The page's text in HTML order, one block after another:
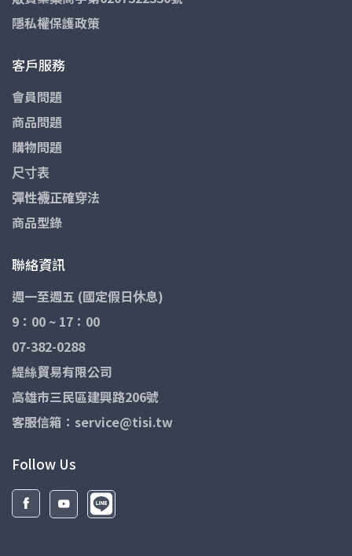
隱私權保護政策
客戶服務
會員問題
商品問題
購物問題
尺寸表
彈性襪正確穿法
商品型錄
聯絡資訊
週一至週五 (國定假日休息)
9：00 ~ 17：00
07-382-0288
緹絲貿易有限公司
高雄市三民區建興路206號
客服信箱：service@tisi.tw
Follow Us